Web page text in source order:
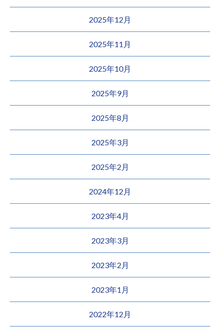
2025年12月
2025年11月
2025年10月
2025年9月
2025年8月
2025年3月
2025年2月
2024年12月
2023年4月
2023年3月
2023年2月
2023年1月
2022年12月